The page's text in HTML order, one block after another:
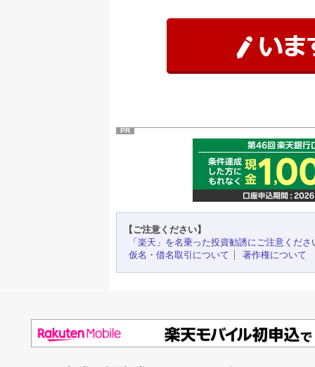
PR
【ご注意ください】
「楽天」を名乗った投資勧誘にご注意くださ
仮名・借名取引について
著作権について